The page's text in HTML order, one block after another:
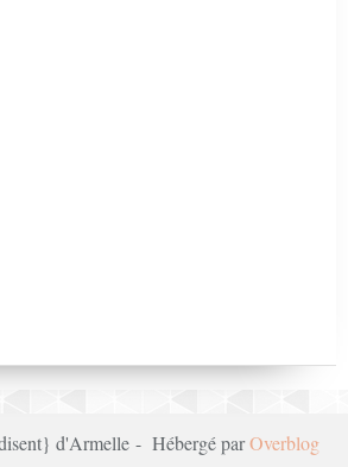
d'Armelle - Hébergé parOverblog